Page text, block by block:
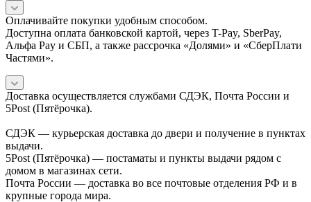
Оплачивайте покупки удобным способом.
Доступна оплата банковской картой, через T-Pay, SberPay,
Альфа Pay и СБП, а также рассрочка «Долями» и «СберПлати
Частями».
Доставка осуществляется службами СДЭК, Почта России и
5Post (Пятёрочка).
СДЭК — курьерская доставка до двери и получение в пунктах
выдачи.
5Post (Пятёрочка) — постаматы и пункты выдачи рядом с
домом в магазинах сети.
Почта России — доставка во все почтовые отделения РФ и в
крупные города мира.